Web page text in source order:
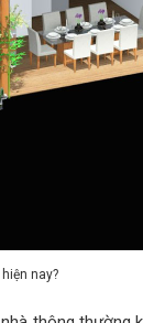
nay?